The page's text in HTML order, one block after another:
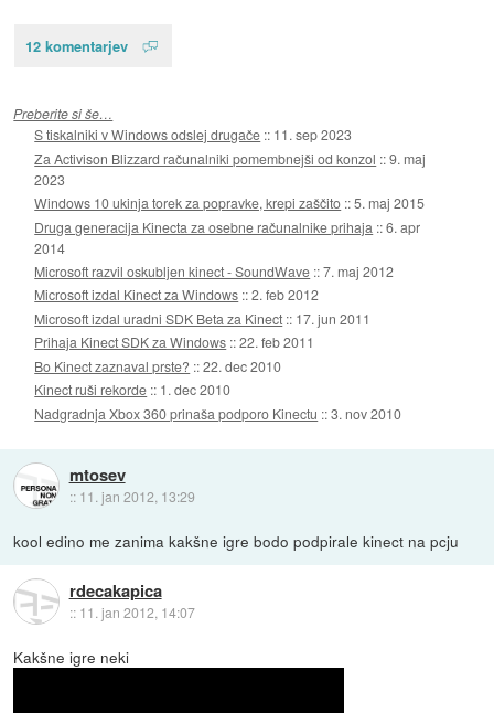
12 komentarjev
Preberite si še…
S tiskalniki v Windows odslej drugače :: 11. sep 2023
Za Activison Blizzard računalniki pomembnejši od konzol ::9. maj
2023
Windows 10 ukinja torek za popravke, krepi zaščito ::5. maj 2015
Druga generacija Kinecta za osebne računalnike prihaja ::6. apr
2014
Microsoft razvil oskubljen kinect - SoundWave ::7. maj 2012
Microsoft izdal Kinect za Windows ::2. feb 2012
Microsoft izdal uradni SDK Beta za Kinect :: 17. jun 2011
Prihaja Kinect SDK za Windows ::22. feb 2011
Bo Kinect zaznaval prste? ::22. dec 2010
Kinect ruši rekorde :: 1. dec 2010
Nadgradnja Xbox 360 prinaša podporo Kinectu ::3. nov 2010
mtosev
:: 11. jan 2012, 13:29
kool edino me zanima kakšne igre bodo podpirale kinect na pcju
rdecakapica
:: 11. jan 2012, 14:07
Kakšne igre neki